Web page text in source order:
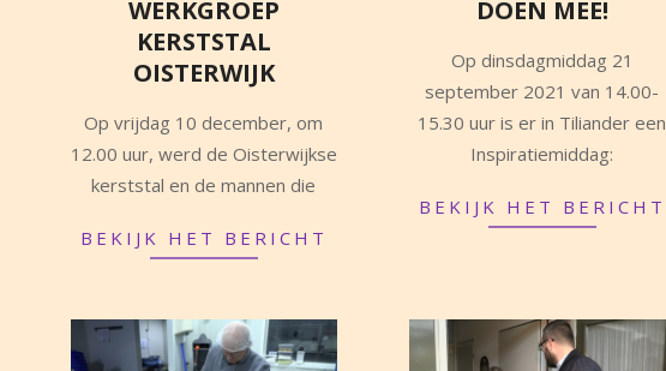
WERKGROEP
KERSTSTAL
OISTERWIJK
12-
10
Op vrijdag 10 december, om
12.00 uur, werd de Oisterwijkse
kerststal en de mannen die
BEKIJK HET BERICHT
DOEN MEE!
01
Op dinsdagmiddag 21
september 2021 van 14.00-
15.30 uur is er in Tiliander een
Inspiratiemiddag:
BEKIJK HET BERICHT